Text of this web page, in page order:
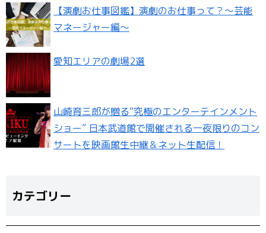
【演劇お仕事図鑑】演劇のお仕事って？〜芸能
マネージャー編〜
愛知エリアの劇場2選
山崎育三郎が贈る“究極のエンターテインメント
ショー” 日本武道館で開催される一夜限りのコン
サートを映画館生中継＆ネット生配信！
カテゴリー